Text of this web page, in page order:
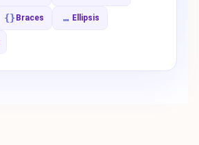
{} Braces … Ellipsis